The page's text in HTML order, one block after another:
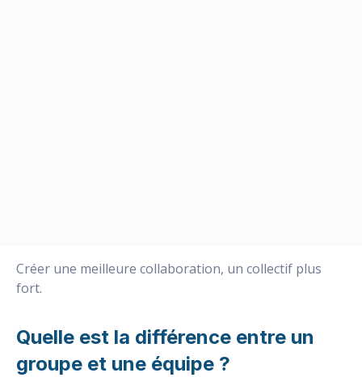
Créer une meilleure collaboration, un collectif plus
fort.
Quelle est la différence entre un
groupe et une équipe ?